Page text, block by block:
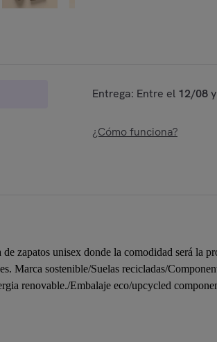
Entrega: Entre el 12/08
¿Cómo funciona?
zapatos unisex donde la comodidad será la
Marca sostenible/Suelas recicladas/
renovable./Embalaje eco/upcycled